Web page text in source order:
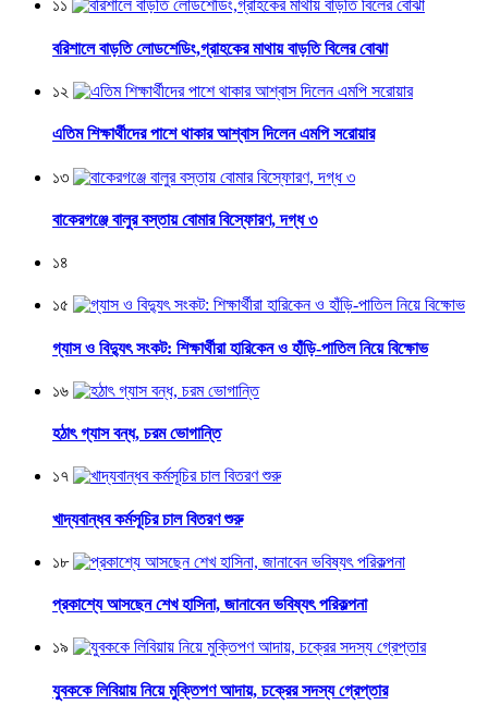
১১
বরিশালে বাড়তি লোডশেডিং,গ্রাহকের মাথায় বাড়তি বিলের বোঝা
১২
এতিম শিক্ষার্থীদের পাশে থাকার আশ্বাস দিলেন এমপি সরোয়ার
১৩
বাকেরগঞ্জে বালুর বস্তায় বোমার বিস্ফোরণ, দগ্ধ ৩
১৪
১৫
গ্যাস ও বিদ্যুৎ সংকট: শিক্ষার্থীরা হারিকেন ও হাঁড়ি-পাতিল নিয়ে বিক্ষোভ
১৬
হঠাৎ গ্যাস বন্ধ, চরম ভোগান্তি
১৭
খাদ্যবান্ধব কর্মসূচির চাল বিতরণ শুরু
১৮
প্রকাশ্যে আসছেন শেখ হাসিনা, জানাবেন ভবিষ্যৎ পরিকল্পনা
১৯
যুবককে লিবিয়ায় নিয়ে মুক্তিপণ আদায়, চক্রের সদস্য গ্রেপ্তার